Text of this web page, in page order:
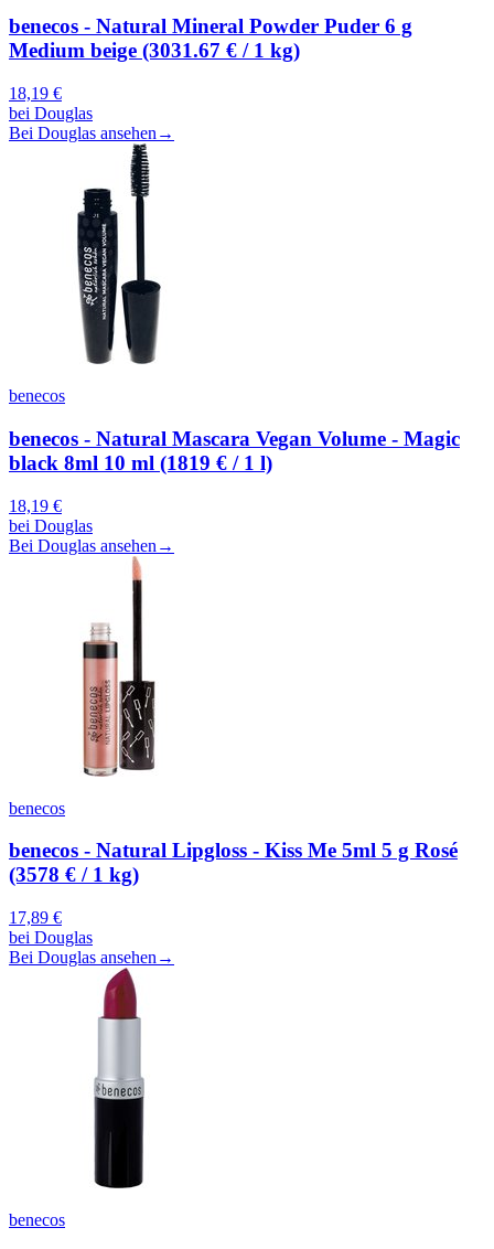
benecos - Natural Mineral Powder Puder 6 g
Medium beige (3031.67 € / 1 kg)
18,19 €
bei Douglas
Bei Douglas ansehen →
benecos
benecos - Natural Mascara Vegan Volume - Magic
black 8ml 10 ml (1819 € / 1 l)
18,19 €
bei Douglas
Bei Douglas ansehen →
benecos
benecos - Natural Lipgloss - Kiss Me 5ml 5 g Rosé
(3578 € / 1 kg)
17,89 €
bei Douglas
Bei Douglas ansehen →
benecos